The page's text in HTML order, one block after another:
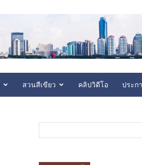
สวนสีเขียว คลิปวิดีโอ ประก